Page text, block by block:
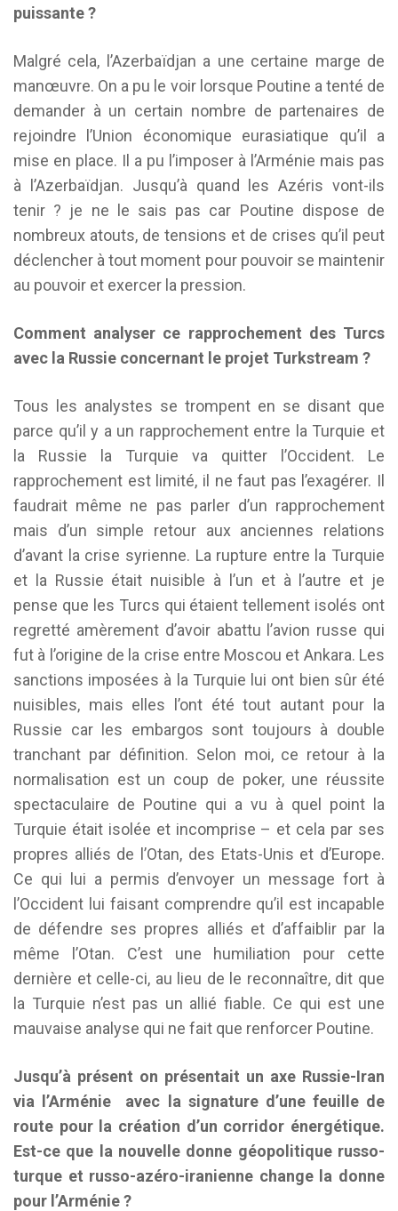
puissante ?
Malgré cela, l’Azerbaïdjan a une certaine marge de
manœuvre. On a pu le voir lorsque Poutine a tenté de
demander à un certain nombre de partenaires de
rejoindre l’Union économique eurasiatique qu’il a
mise en place. Il a pu l’imposer à l’Arménie mais pas
à l’Azerbaïdjan. Jusqu’à quand les Azéris vont-ils
tenir ? je ne le sais pas car Poutine dispose de
nombreux atouts, de tensions et de crises qu’il peut
déclencher à tout moment pour pouvoir se maintenir
au pouvoir et exercer la pression.
Comment analyser ce rapprochement des Turcs
avec la Russie concernant le projet Turkstream ?
Tous les analystes se trompent en se disant que
parce qu’il y a un rapprochement entre la Turquie et
la Russie la Turquie va quitter l’Occident. Le
rapprochement est limité, il ne faut pas l’exagérer. Il
faudrait même ne pas parler d’un rapprochement
mais d’un simple retour aux anciennes relations
d’avant la crise syrienne. La rupture entre la Turquie
et la Russie était nuisible à l’un et à l’autre et je
pense que les Turcs qui étaient tellement isolés ont
regretté amèrement d’avoir abattu l’avion russe qui
fut à l’origine de la crise entre Moscou et Ankara. Les
sanctions imposées à la Turquie lui ont bien sûr été
nuisibles, mais elles l’ont été tout autant pour la
Russie car les embargos sont toujours à double
tranchant par définition. Selon moi, ce retour à la
normalisation est un coup de poker, une réussite
spectaculaire de Poutine qui a vu à quel point la
Turquie était isolée et incomprise – et cela par ses
propres alliés de l’Otan, des Etats-Unis et d’Europe.
Ce qui lui a permis d’envoyer un message fort à
l’Occident lui faisant comprendre qu’il est incapable
de défendre ses propres alliés et d’affaiblir par la
même l’Otan. C’est une humiliation pour cette
dernière et celle-ci, au lieu de le reconnaître, dit que
la Turquie n’est pas un allié fiable. Ce qui est une
mauvaise analyse qui ne fait que renforcer Poutine.
Jusqu’à présent on présentait un axe Russie-Iran
via l’Arménie avec la signature d’une feuille de
route pour la création d’un corridor énergétique.
Est-ce que la nouvelle donne géopolitique russo-
turque et russo-azéro-iranienne change la donne
pour l’Arménie ?